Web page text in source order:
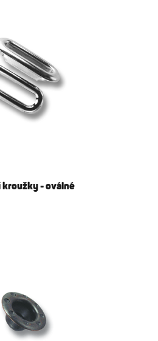
kroužky - oválné